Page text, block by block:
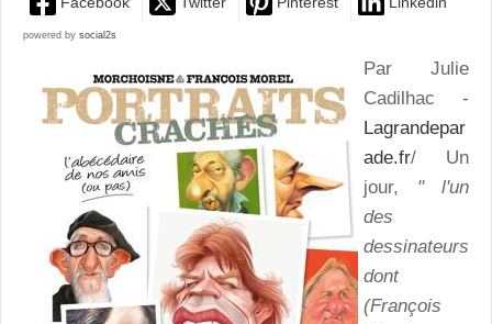
powered by social2s
Par Julie
Cadilhac -
Lagrandepar
ade.fr/ Un
jour, " l'un
des
dessinateurs
dont
(François